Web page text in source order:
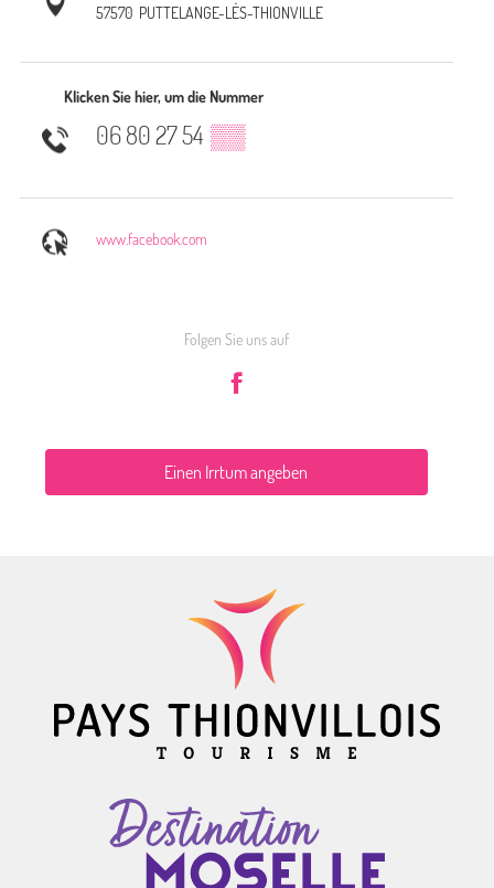
57570 PUTTELANGE-LÈS-THIONVILLE
Klicken Sie hier, um die Nummer
06 80 27 54 ▒▒
www.facebook.com
Folgen Sie uns auf
Einen Irrtum angeben